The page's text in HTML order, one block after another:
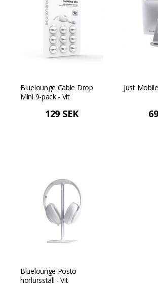
Bluelounge Cable Drop
Mini 9-pack - Vit
129 SEK
Just
Bluelounge Posto
hörlursställ - Vit